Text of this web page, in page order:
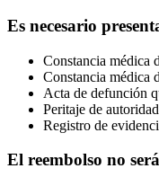
Es necesario
Constancia médica
Constancia médica
Acta de defunción
Peritaje de
Registro de
El reembolso no